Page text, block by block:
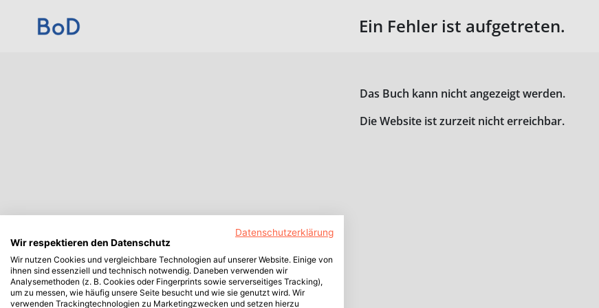
Ein Fehler ist aufgetreten.
Das Buch kann nicht angezeigt werden.
Die Website ist zurzeit nicht erreichbar.
Datenschutzerklärung
Wir respektieren den Datenschutz
Wir nutzen Cookies und vergleichbare Technologien auf unserer Website. Einige von
ihnen sind essenziell und technisch notwendig. Daneben verwenden wir
Analysemethoden (z. B. Cookies oder Fingerprints sowie serverseitiges Tracking),
um zu messen, wie häufig unsere Seite besucht und wie sie genutzt wird. Wir
verwenden Trackingtechnologien zu Marketingzwecken und setzen hierzu